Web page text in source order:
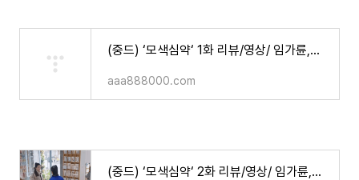
(중드) ‘모색심약‘ 1화 리뷰/영상/ 임가륜,안젤라베이비 주연
aaa888000.com
(중드) ‘모색심약‘ 2화 리뷰/영상/ 임가륜,안젤라베이비 주연